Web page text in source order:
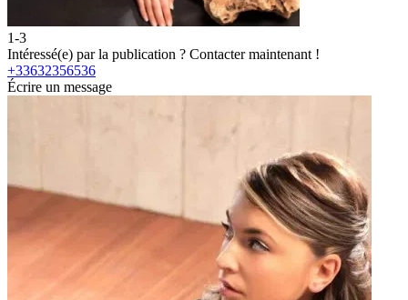
1-3
Intéressé(e) par la publication ? Contacter maintenant !
+33632356536
Écrire un message